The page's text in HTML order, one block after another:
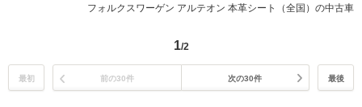
フォルクスワーゲン アルテオン 本革シート（全国）の中古車
1/2
最初 前の30件 次の30件 最後